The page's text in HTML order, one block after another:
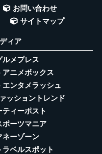
お問い合わせ
サイトマップ
ィア
ルメプレス
アニメボックス
ンタメラッシュ
ッショントレンド
ィーポスト
ポーツマニア
ネーゾーン
ベルスポット